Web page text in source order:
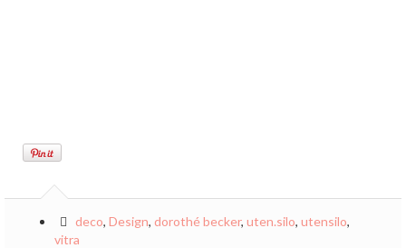
deco, Design, dorothé becker, uten.silo, utensilo,
vitra